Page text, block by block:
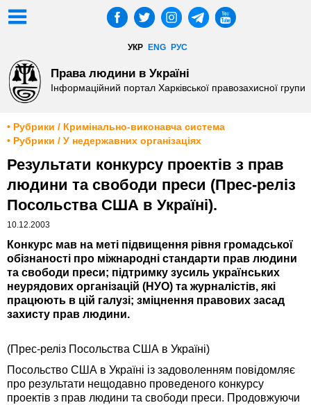
УКР ENG РУС
Права людини в Україні
Інформаційний портал Харківської правозахисної групи
• Рубрики / Кримінально-виконавча система
• Рубрики / У недержавних організаціях
Результати конкурсу проектів з прав
людини та свободи преси (Прес-реліз
Посольства США в Україні).
10.12.2003
Конкурс мав на меті підвищення рівня громадської
обізнаності про міжнародні стандарти прав людини
та свободи преси; підтримку зусиль українських
неурядових організацій (НУО) та журналістів, які
працюють в цій галузі; зміцнення правових засад
захисту прав людини.
(Прес-реліз Посольства США в Україні)
Посольство США в Україні із задоволенням повідомляє
про результати нещодавно проведеного конкурсу
проектів з прав людини та свободи преси. Продовжуючи